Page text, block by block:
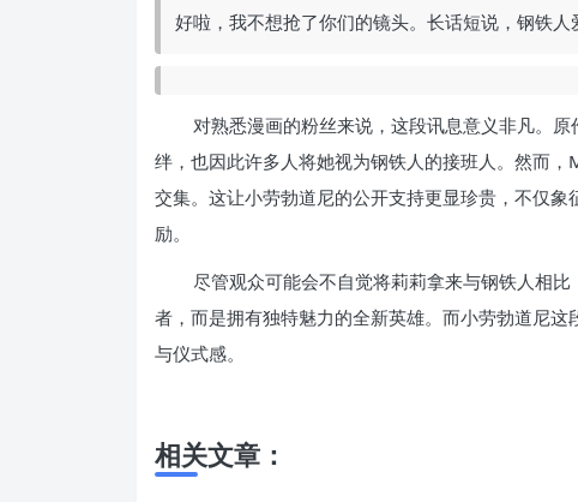
好啦，我不想抢了你们的镜头。长话短说，钢铁
对熟悉漫画的粉丝来说，这段讯息意义非凡。
绊，也因此许多人将她视为钢铁人的接班人。然而
交集。这让小劳勃道尼的公开支持更显珍贵，不仅
励。
尽管观众可能会不自觉将莉莉拿来与钢铁人相
者，而是拥有独特魅力的全新英雄。而小劳勃道尼
与仪式感。
相关文章：